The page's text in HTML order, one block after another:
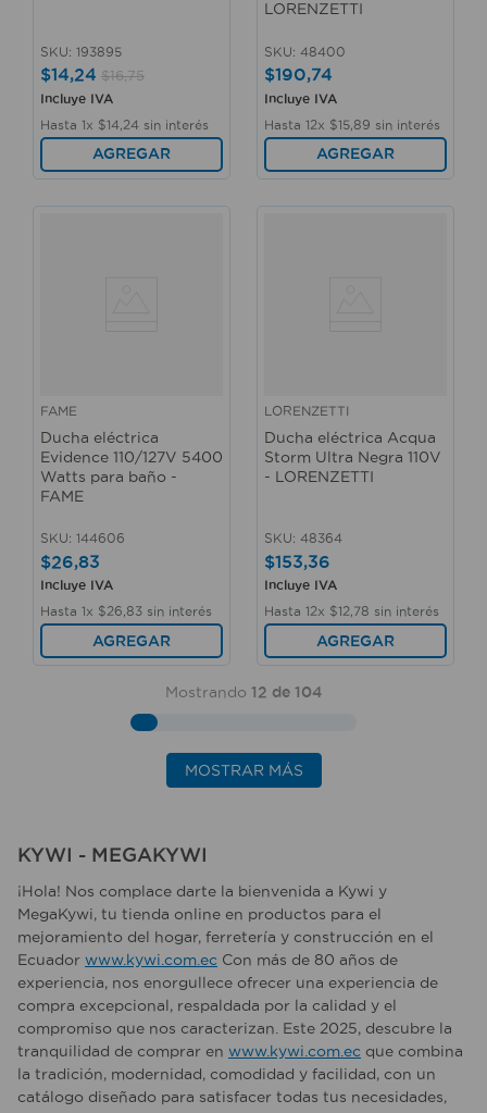
SKU: 193895
$14,24 $16,75
Incluye IVA
Hasta 1x $14 24 sin interés
AGREGAR
LORENZETTI
SKU: 48400
$190,74
Incluye IVA
Hasta 12x $15 89 sin interés
AGREGAR
FAME
Ducha eléctrica
Evidence 110/127V 5400
Watts para baño -
FAME
SKU: 144606
$26,83
Incluye IVA
Hasta 1x $26 83 sin interés
AGREGAR
LORENZETTI
Ducha eléctrica Acqua
Storm Ultra Negra 110V
- LORENZETTI
SKU: 48364
$153,36
Incluye IVA
Hasta 12x $12 78 sin interés
AGREGAR
Mostrando 12 de 104
MOSTRAR MÁS
KYWI - MEGAKYWI
¡Hola! Nos complace darte la bienvenida a Kywi y
MegaKywi, tu tienda online en productos para el
mejoramiento del hogar, ferretería y construcción en el
Ecuador www.kywi.com.ec Con más de 80 años de
experiencia, nos enorgullece ofrecer una experiencia de
compra excepcional, respaldada por la calidad y el
compromiso que nos caracterizan. Este 2025, descubre la
tranquilidad de comprar en www.kywi.com.ec que combina
la tradición, modernidad, comodidad y facilidad, con un
catálogo diseñado para satisfacer todas tus necesidades,